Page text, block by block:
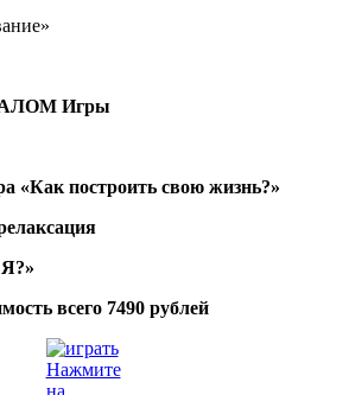
Игры
«Как построить свою жизнь?»
всего 7490 рублей
Нажмите